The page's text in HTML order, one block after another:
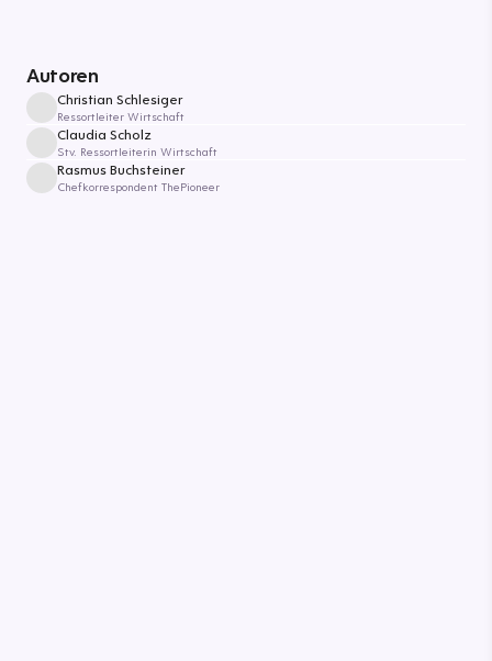
Autoren
Christian Schlesiger
Ressortleiter Wirtschaft
Claudia Scholz
Stv. Ressortleiterin Wirtschaft
Rasmus Buchsteiner
Chefkorrespondent ThePioneer